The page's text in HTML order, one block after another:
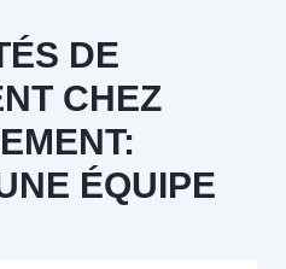
DE
CHEZ
ÉQUIPE